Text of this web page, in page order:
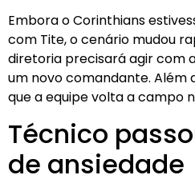
Embora o Corinthians
com Tite, o cenário mudou
diretoria precisará agir com
um novo comandante. Além
que a equipe volta a campo
Técnico
de ansiedade